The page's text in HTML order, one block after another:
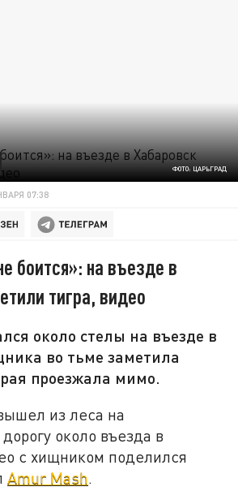
ФОТО: ЦАРЬГРАД
07:38
боится»: на въезде в
тигра, видео
около стелы на въезде в
во тьме заметила
проезжала мимо.
из леса на
около въезда в
с хищником поделился
Amur Mash.